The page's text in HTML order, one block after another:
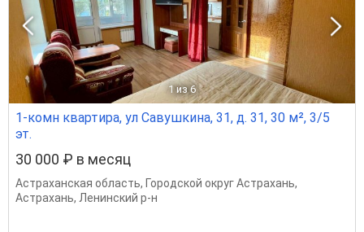
1 из 6
1-комн квартира, ул Савушкина, 31, д. 31, 30 м², 3/5
эт.
30 000 ₽ в месяц
Астраханская область, Городской округ Астрахань,
Астрахань, Ленинский р-н